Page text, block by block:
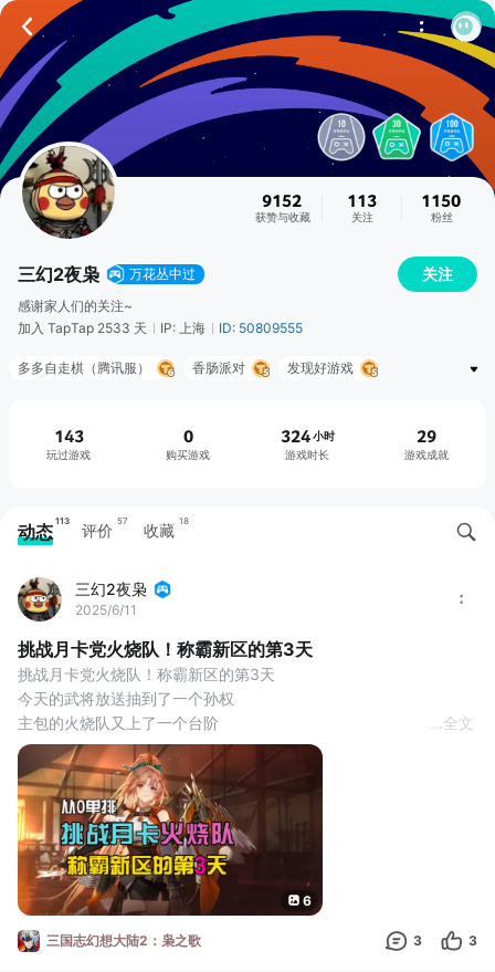
9152
获赞与收藏
113
关注
1150
粉丝
三幻2夜枭 万花丛中过 关注
感谢家人们的关注~
加入 TapTap 2533 天
IP: 上海 ID: 50809555
多多自走棋（腾讯服） 香肠派对
发现好游戏
魂器学院
航海王：壮志雄心 山有扶苏
143
玩过游戏
0
购买游戏
324 小时
游戏时长
29
游戏成就
动态 113 评价 57 收藏 18
三幻2夜枭
2025/6/11
挑战月卡党火烧队！称霸新区的第3天
挑战月卡党火烧队！称霸新区的第3天
今天的武将放送抽到了一个孙权
主包的火烧队又上了一个台阶
周瑜陆逊曹仁周泰孙权
这五个是固定的
另外一个位置是上步练师还是刘备是有点纠结的
步练师奶量高，刘备续航好而且能稳定加行动条
感觉目前的环境刘备更适合火烧队
新区每天最开心的就是抽卡了
今天又抽到一个陆逊，没想到陆逊第三天就1火了，不错不错
不过阵营歪了一个香香没什么用
今天的风物抽到了周瑜的专属
全文
6
三国志幻想大陆2：枭之歌 3 3